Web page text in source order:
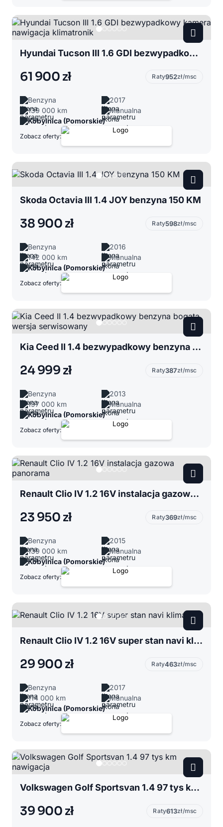
Hyundai Tucson III 1.6 GDI bezwypadkowy kamera nawigacja klimatronik
61 900 zł Raty952zł/msc
Benzyna
2017
139 000 km
Manualna
Kobylnica (Pomorskie)
Zobacz oferty:
Skoda Octavia III 1.4 JOY benzyna 150 KM
38 900 zł Raty598zł/msc
Benzyna
2016
142 000 km
Manualna
Kobylnica (Pomorskie)
Zobacz oferty:
Kia Ceed II 1.4 bezwypadkowy benzyna bogata wersja serwisowany
24 999 zł Raty387zł/msc
Benzyna
2013
197 000 km
Manualna
Kobylnica (Pomorskie)
Zobacz oferty:
Renault Clio IV 1.2 16V instalacja gazowa panorama
23 950 zł Raty369zł/msc
Benzyna
2015
139 000 km
Manualna
Kobylnica (Pomorskie)
Zobacz oferty:
Renault Clio IV 1.2 16V super stan navi klima
29 900 zł Raty463zł/msc
Benzyna
2017
114 000 km
Manualna
Kobylnica (Pomorskie)
Zobacz oferty:
Volkswagen Golf Sportsvan 1.4 97 tys km nawigacja
39 900 zł Raty613zł/msc